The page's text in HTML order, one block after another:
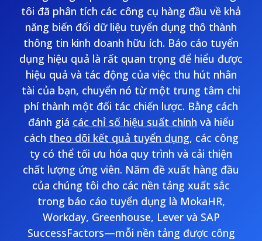
tôi đã phân tích các công cụ hàng đầu về khả
năng biến đổi dữ liệu tuyển dụng thô thành
thông tin kinh doanh hữu ích. Báo cáo tuyển
dụng hiệu quả là rất quan trọng để hiểu được
hiệu quả và tác động của việc thu hút nhân
tài của bạn, chuyển nó từ một trung tâm chi
phí thành một đối tác chiến lược. Bằng cách
đánh giá các chỉ số hiệu suất chính và hiểu
cách theo dõi kết quả tuyển dụng, các công
ty có thể tối ưu hóa quy trình và cải thiện
chất lượng ứng viên. Năm đề xuất hàng đầu
của chúng tôi cho các nền tảng xuất sắc
trong báo cáo tuyển dụng là MokaHR,
Workday, Greenhouse, Lever và SAP
SuccessFactors—mỗi nền tảng được công